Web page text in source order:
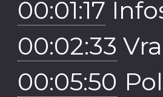
00:01:17
00:02:33
00:05:50